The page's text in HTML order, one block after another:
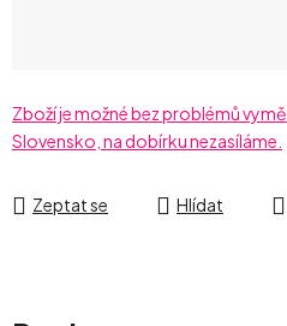
Zboží je možné bez problémů
Slovensko, na dobírku nezasíláme.
Zeptat se Hlídat